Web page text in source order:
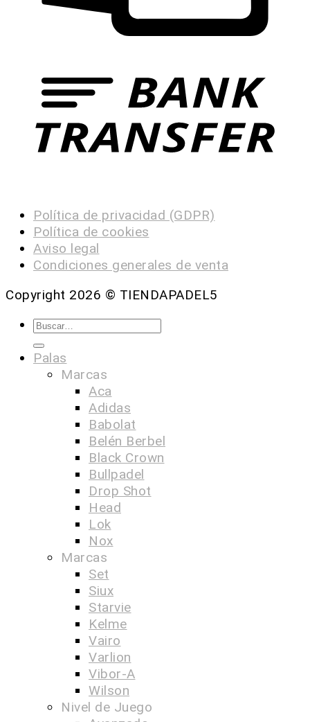
Política de privacidad (GDPR)
Política de cookies
Aviso legal
Condiciones generales de venta
Copyright 2026 © TIENDAPADEL5
Palas
Marcas
Aca
Adidas
Babolat
Belén Berbel
Black Crown
Bullpadel
Drop Shot
Head
Lok
Nox
Marcas
Set
Siux
Starvie
Kelme
Vairo
Varlion
Vibor-A
Wilson
Nivel de Juego